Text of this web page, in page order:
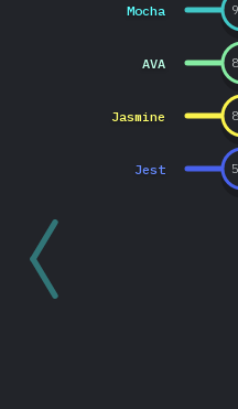
Jest
Mocha
AVA
Jasmine